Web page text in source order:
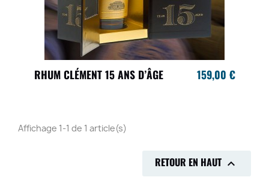
RHUM CLÉMENT 15 ANS D’ÂGE 159,00 €
Affichage 1-1 de 1 article(s)
RETOUR EN HAUT 